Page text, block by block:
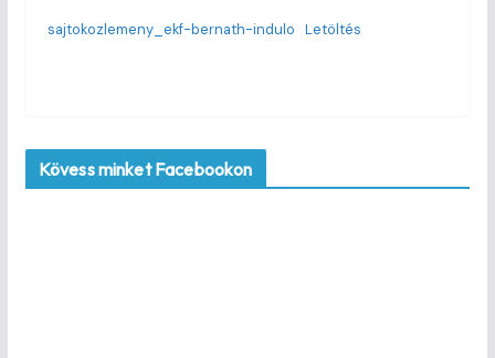
sajtokozlemeny_ekf-bernath-indulo Letöltés
Kövess minket Facebookon